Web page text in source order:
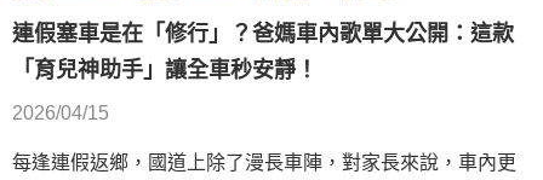
連假塞車是在「修行」？爸媽車內歌單大公開：這款
「育兒神助手」讓全車秒安靜！
2026/04/15
每逢連假返鄉，國道上除了漫長車陣，對家長來說，車內更